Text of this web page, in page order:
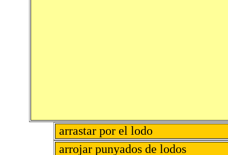
arrastar por el lodo
arrojar punyados de lodos